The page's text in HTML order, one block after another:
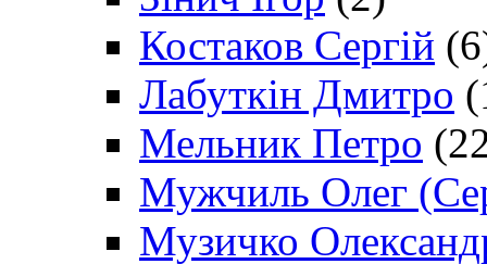
Костаков Сергій
Лабуткін Дмитро
Мельник Петро
Мужчиль Олег
Музичко